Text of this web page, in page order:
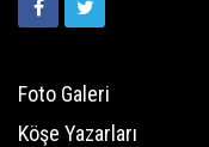
Foto Galeri
Köşe Yazarları